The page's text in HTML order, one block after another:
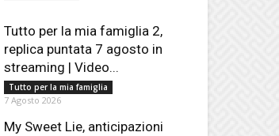
Tutto per la mia famiglia 2,
replica puntata 7 agosto in
streaming | Video...
Tutto per la mia famiglia
7 Agosto 2026
My Sweet Lie, anticipazioni